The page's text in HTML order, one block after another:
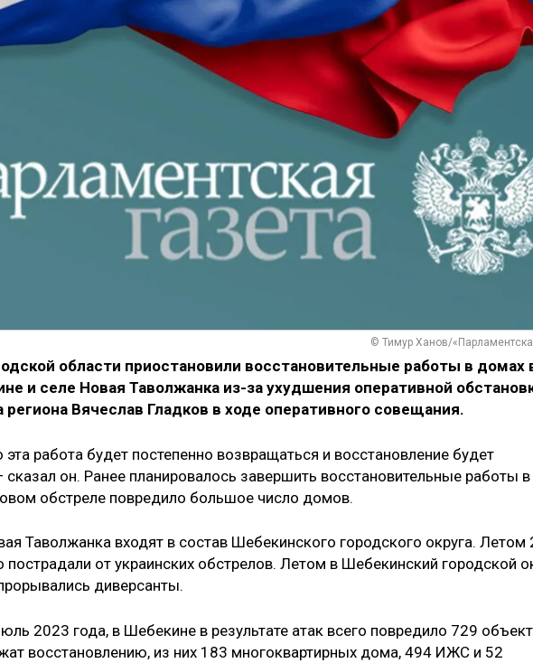
© Тимур Ханов/
области приостановили восстановительные работы в домах
и селе Новая Таволжанка из-за ухудшения оперативной
региона Вячеслав Гладков в ходе оперативного совещания.
эта работа будет постепенно возвращаться и восстановление будет
он. Ранее планировалось завершить восстановительные работы
обстреле повредило большое число домов.
Таволжанка входят в состав Шебекинского городского округа. Летом
пострадали от украинских обстрелов. Летом в Шебекинский городской
диверсанты.
2023 года, в Шебекине в результате атак всего повредило 729
восстановлению, из них 183 многоквартирных дома, 494 ИЖС и 52